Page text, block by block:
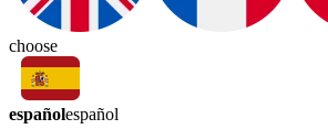
choose
españolespañol